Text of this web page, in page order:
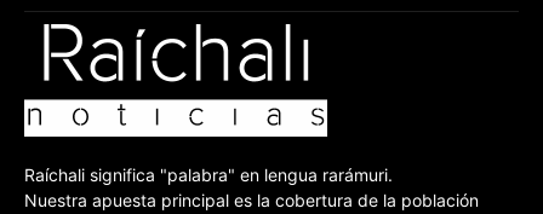
Raíchali significa "palabra" en lengua rarámuri.
Nuestra apuesta principal es la cobertura de la población